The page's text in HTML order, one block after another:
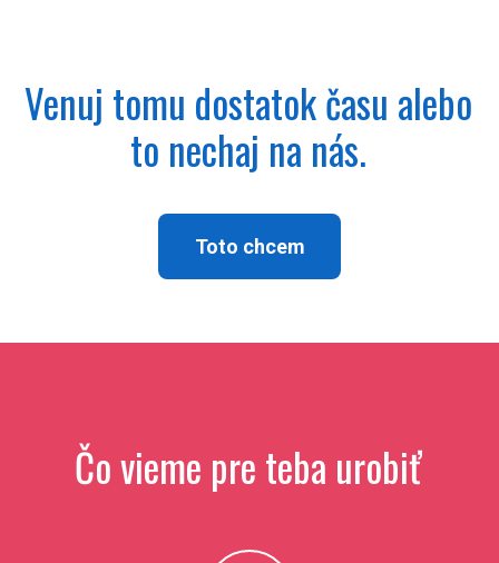
Venuj tomu dostatok času alebo
to nechaj na nás.
Toto chcem
Čo vieme pre teba urobiť